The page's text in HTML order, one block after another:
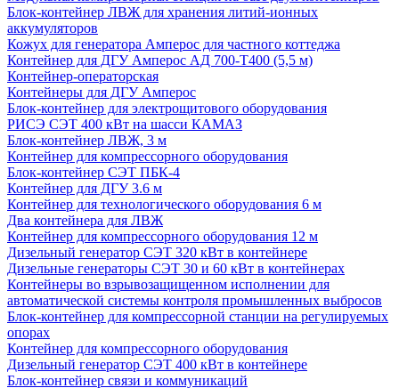
Блок-контейнер ЛВЖ для хранения литий-ионных
аккумуляторов
Кожух для генератора Амперос для частного коттеджа
Контейнер для ДГУ Амперос АД 700-Т400 (5,5 м)
Контейнер-операторская
Контейнеры для ДГУ Амперос
Блок-контейнер для электрощитового оборудования
РИСЭ СЭТ 400 кВт на шасси КАМАЗ
Блок-контейнер ЛВЖ, 3 м
Контейнер для компрессорного оборудования
Блок-контейнер СЭТ ПБК-4
Контейнер для ДГУ 3.6 м
Контейнер для технологического оборудования 6 м
Два контейнера для ЛВЖ
Контейнер для компрессорного оборудования 12 м
Дизельный генератор СЭТ 320 кВт в контейнере
Дизельные генераторы СЭТ 30 и 60 кВт в контейнерах
Контейнеры во взрывозащищенном исполнении для
автоматической системы контроля промышленных выбросов
Блок-контейнер для компрессорной станции на регулируемых
опорах
Контейнер для компрессорного оборудования
Дизельный генератор СЭТ 400 кВт в контейнере
Блок-контейнер связи и коммуникаций